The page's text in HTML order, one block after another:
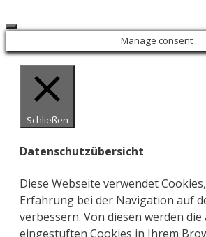
Close
Manage consent
Schließen
Datenschutzübersicht
Diese Webseite verwendet
Erfahrung bei der Navigation auf
verbessern. Von diesen werden
eingestuften Cookies in Ihrem